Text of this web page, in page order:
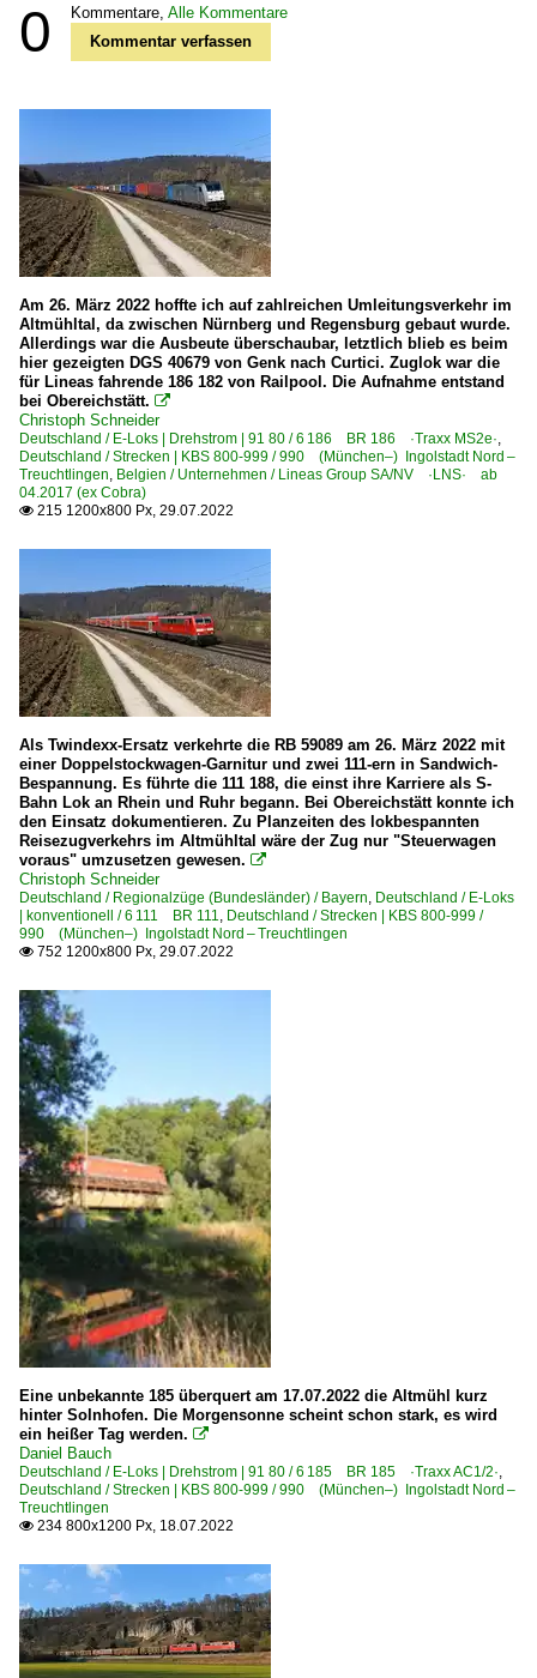
0 Kommentare, Alle Kommentare
Kommentar verfassen
Am 26. März 2022 hoffte ich auf zahlreichen Umleitungsverkehr im
Altmühltal, da zwischen Nürnberg und Regensburg gebaut wurde.
Allerdings war die Ausbeute überschaubar, letztlich blieb es beim
hier gezeigten DGS 40679 von Genk nach Curtici. Zuglok war die
für Lineas fahrende 186 182 von Railpool. Die Aufnahme entstand
bei Obereichstätt. 
Christoph Schneider
Deutschland / E-Loks | Drehstrom | 91 80 / 6 186 BR 186 ·Traxx MS2e·,
Deutschland / Strecken | KBS 800-999 / 990 (München–) Ingolstadt Nord –
Treuchtlingen, Belgien / Unternehmen / Lineas Group SA/NV ·LNS· ab
04.2017 (ex Cobra)
 215 1200x800 Px, 29.07.2022
Als Twindexx-Ersatz verkehrte die RB 59089 am 26. März 2022 mit
einer Doppelstockwagen-Garnitur und zwei 111-ern in Sandwich-
Bespannung. Es führte die 111 188, die einst ihre Karriere als S-
Bahn Lok an Rhein und Ruhr begann. Bei Obereichstätt konnte ich
den Einsatz dokumentieren. Zu Planzeiten des lokbespannten
Reisezugverkehrs im Altmühltal wäre der Zug nur "Steuerwagen
voraus" umzusetzen gewesen. 
Christoph Schneider
Deutschland / Regionalzüge (Bundesländer) / Bayern, Deutschland / E-Loks
| konventionell / 6 111 BR 111, Deutschland / Strecken | KBS 800-999 /
990 (München–) Ingolstadt Nord – Treuchtlingen
 752 1200x800 Px, 29.07.2022
Eine unbekannte 185 überquert am 17.07.2022 die Altmühl kurz
hinter Solnhofen. Die Morgensonne scheint schon stark, es wird
ein heißer Tag werden. 
Daniel Bauch
Deutschland / E-Loks | Drehstrom | 91 80 / 6 185 BR 185 ·Traxx AC1/2·,
Deutschland / Strecken | KBS 800-999 / 990 (München–) Ingolstadt Nord –
Treuchtlingen
 234 800x1200 Px, 18.07.2022